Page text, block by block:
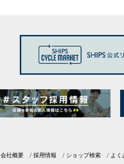
会社概要
採用情報 ショップ検索 よ